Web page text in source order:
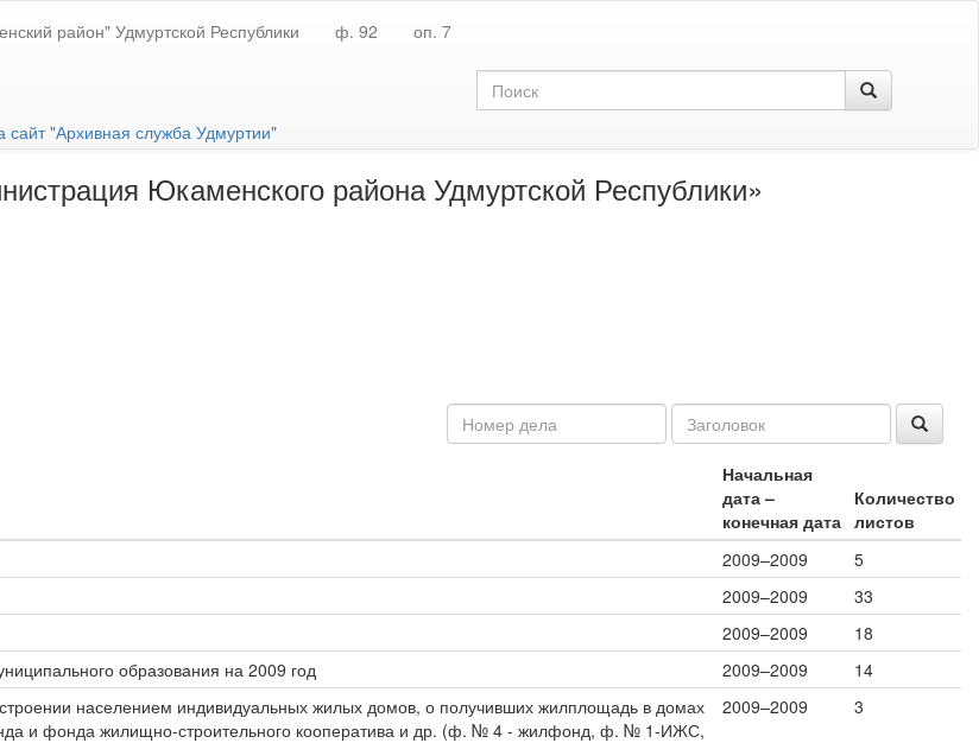
район" Удмуртской Республики ф. 92 оп. 7
сайт "Архивная служба Удмуртии"
Юкаменского района Удмуртской Республики»
Начальная
дата –
конечная дата
Количество
листов
2009–2009
5
2009–2009
33
2009–2009
18
образования на 2009 год 2009–2009
14
населением индивидуальных жилых домов, о получивших жилплощадь в домах
и фонда жилищно-строительного кооператива и др. (ф. № 4 - жилфонд, ф. № 1-ИЖС,
2009–2009 3